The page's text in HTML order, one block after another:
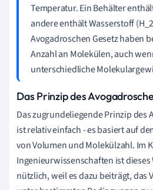
Temperatur. Ein Behälter
andere enthält Wasserstoff
Avogadroschen Gesetz haben
Anzahl an Molekülen, auch
unterschiedliche
Das Prinzip des
Das zugrundeliegende Prinzip des
ist relativ einfach - es basiert auf
von Volumen und Molekülzahl. Im
Ingenieurwissenschaften ist
nützlich, weil es dazu beiträgt, das